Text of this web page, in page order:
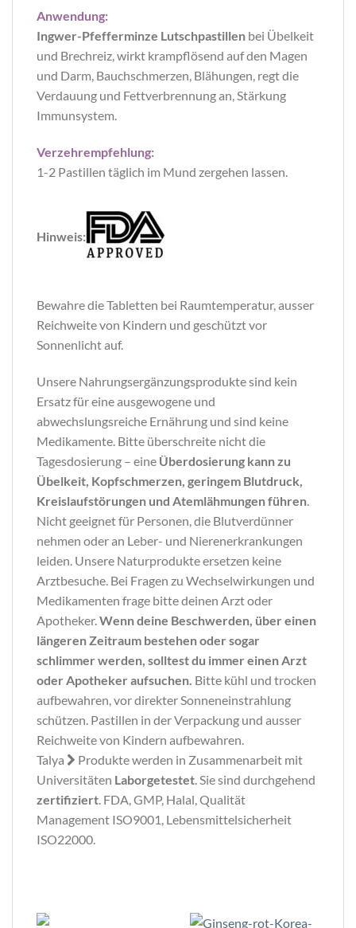
Anwendung:
Ingwer-Pfefferminze Lutschpastillen bei Übelkeit
und Brechreiz, wirkt krampflösend auf den Magen
und Darm, Bauchschmerzen, Blähungen, regt die
Verdauung und Fettverbrennung an, Stärkung
Immunsystem.
Verzehrempfehlung:
1-2 Pastillen täglich im Mund zergehen lassen.
Hinweis:
Bewahre die Tabletten bei Raumtemperatur, ausser
Reichweite von Kindern und geschützt vor
Sonnenlicht auf.
Unsere Nahrungsergänzungsprodukte sind kein
Ersatz für eine ausgewogene und
abwechslungsreiche Ernährung und sind keine
Medikamente. Bitte überschreite nicht die
Tagesdosierung – eine Überdosierung kann zu
Übelkeit, Kopfschmerzen, geringem Blutdruck,
Kreislaufstörungen und Atemlähmungen führen
Nicht geeignet für Personen, die Blutverdünner
nehmen oder an Leber- und Nierenerkrankungen
leiden. Unsere Naturprodukte ersetzen keine
Arztbesuche. Bei Fragen zu Wechselwirkungen und
Medikamenten frage bitte deinen Arzt oder
Apotheker. Wenn deine Beschwerden, über einen
längeren Zeitraum bestehen oder sogar
schlimmer werden, solltest du immer einen Arzt
oder Apotheker aufsuchen. Bitte kühl und trocken
aufbewahren, vor direkter Sonneneinstrahlung
schützen. Pastillen in der Verpackung und ausser
Reichweite von Kindern aufbewahren.
Talya
Produkte werden in Zusammenarbeit mit
Universitäten Laborgetestet . Sie sind durchgehend
zertifiziert . FDA, GMP, Halal, Qualität
Management ISO9001, Lebensmittelsicherheit
ISO22000.